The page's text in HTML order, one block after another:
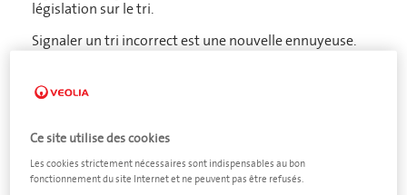
législation sur le tri.
Signaler un tri incorrect est une nouvelle ennuyeuse.
toujours une communication claire.
Ce site utilise des cookies
Les cookies strictement nécessaires sont indispensables au bon
fonctionnement du site Internet et ne peuvent pas être refusés.